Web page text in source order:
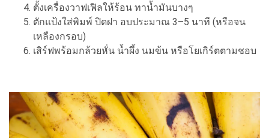
ตั้งเครื่องวาฟเฟิลให้ร้อน ทาน้ำมันบางๆ
ตักแป้งใส่พิมพ์ ปิดฝา อบประมาณ 3–5 นาที (หรือจน
เหลืองกรอบ)
เสิร์ฟพร้อมกล้วยหั่น น้ำผึ้ง นมข้น หรือโยเกิร์ตตามชอบ